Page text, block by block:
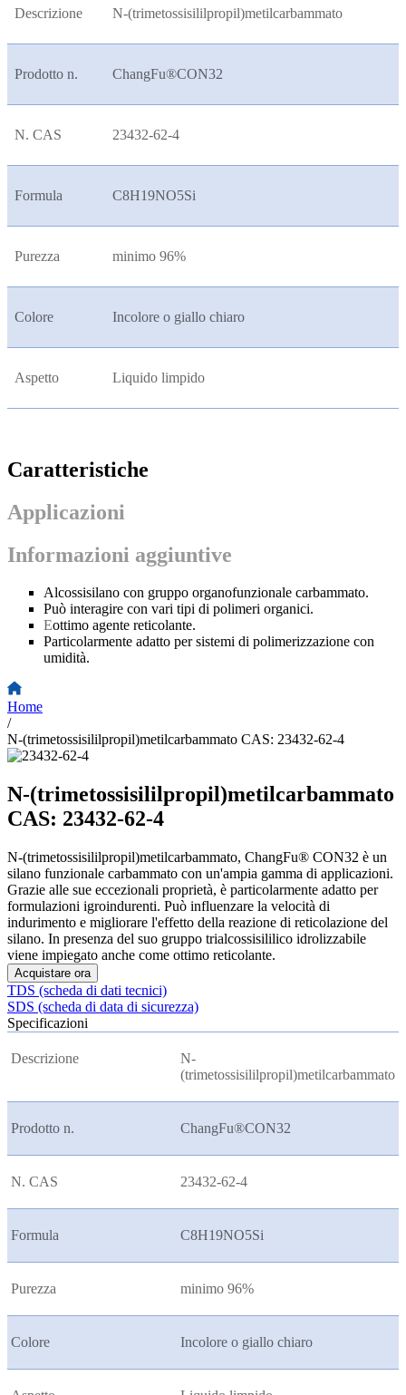
Descrizione N-(trimetossisililpropil)metilcarbammato
Prodotto n. ChangFu®CON32
N. CAS 23432-62-4
Formula C8H19NO5Si
Purezza minimo 96%
Colore Incolore o giallo chiaro
Aspetto Liquido limpido
Caratteristiche
Applicazioni
Informazioni aggiuntive
Alcossisilano con gruppo organofunzionale carbammato.
Può interagire con vari tipi di polimeri organici.
Eottimo agente reticolante.
Particolarmente adatto per sistemi di polimerizzazione con
umidità.
Home
/
N-(trimetossisililpropil)metilcarbammato CAS: 23432-62-4
N-(trimetossisililpropil)metilcarbammato
CAS: 23432-62-4
N-(trimetossisililpropil)metilcarbammato, ChangFu® CON32 è un
silano funzionale carbammato con un'ampia gamma di applicazioni.
Grazie alle sue eccezionali proprietà, è particolarmente adatto per
formulazioni igroindurenti. Può influenzare la velocità di
indurimento e migliorare l'effetto della reazione di reticolazione del
silano. In presenza del suo gruppo trialcossisililico idrolizzabile
viene impiegato anche come ottimo reticolante.
Acquistare ora
TDS (scheda di dati tecnici)
SDS (scheda di data di sicurezza)
Specificazioni
Descrizione
N-
(trimetossisililpropil)metilcarbammato
Prodotto n. ChangFu®CON32
N. CAS 23432-62-4
Formula C8H19NO5Si
Purezza minimo 96%
Colore Incolore o giallo chiaro